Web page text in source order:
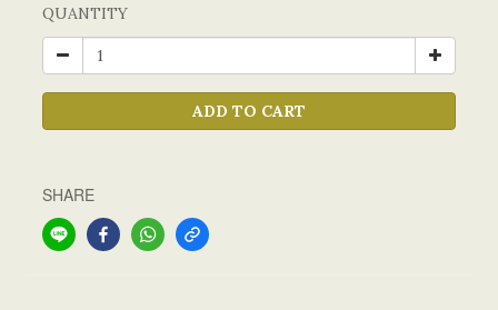
QUANTITY
ADD TO CART
SHARE